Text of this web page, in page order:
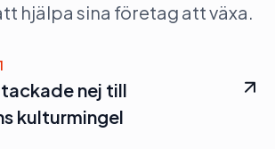
hjälpa sina företag att växa.
nej till
kulturmingel